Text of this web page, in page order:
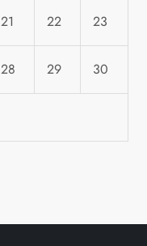
21 22 23
28 29 30